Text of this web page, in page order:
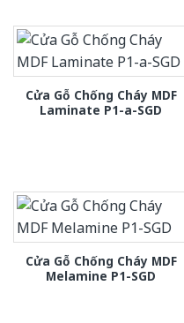
Cửa Gỗ Chống Cháy MDF
Laminate P1-a-SGD
Cửa Gỗ Chống Cháy MDF
Melamine P1-SGD